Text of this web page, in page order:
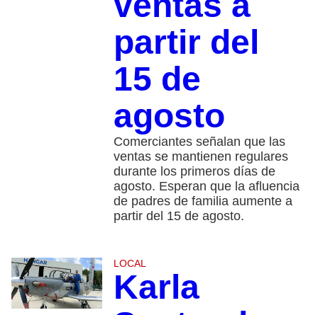
partir del
15 de
agosto
Comerciantes señalan que las
ventas se mantienen regulares
durante los primeros días de
agosto. Esperan que la afluencia
de padres de familia aumente a
partir del 15 de agosto.
LOCAL
Karla